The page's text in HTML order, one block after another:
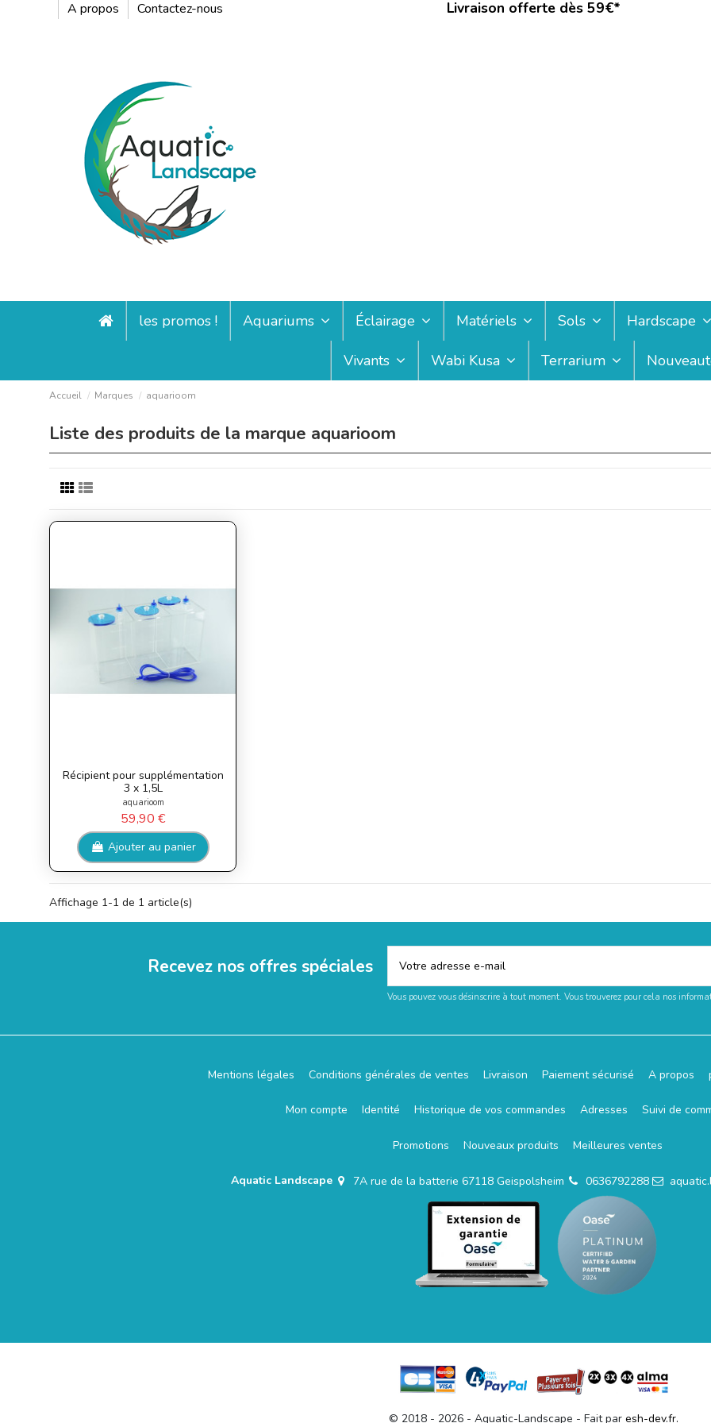
A propos Contactez-nous Livraison offerte dès 59€*
les promos ! Aquariums Éclairage Matériels Sols Hardscape
Vivants Wabi Kusa Terrarium
Accueil Marques aquarioom
Liste des produits de la marque aquarioom
Récipient pour supplémentation
3 x 1,5L
aquarioom
59,90 €
Ajouter au panier
Affichage 1-1 de 1 article(s)
Recevez nos offres spéciales
Vous pouvez vous désinscrire à tout moment. Vous trouverez pour cela nos
Mentions légales Conditions générales de ventes Livraison Paiement sécurisé A propos
Mon compte Identité Historique de vos commandes Adresses Suivi de
Promotions Nouveaux produits Meilleures ventes
Aquatic Landscape 7A rue de la batterie 67118 Geispolsheim 0636792288
© 2018 - 2026 - Aquatic-Landscape - Fait par esh-dev.fr.